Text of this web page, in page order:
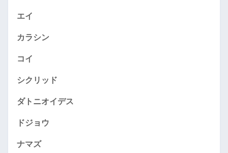
エイ
カラシン
コイ
シクリッド
ダトニオイデス
ドジョウ
ナマズ